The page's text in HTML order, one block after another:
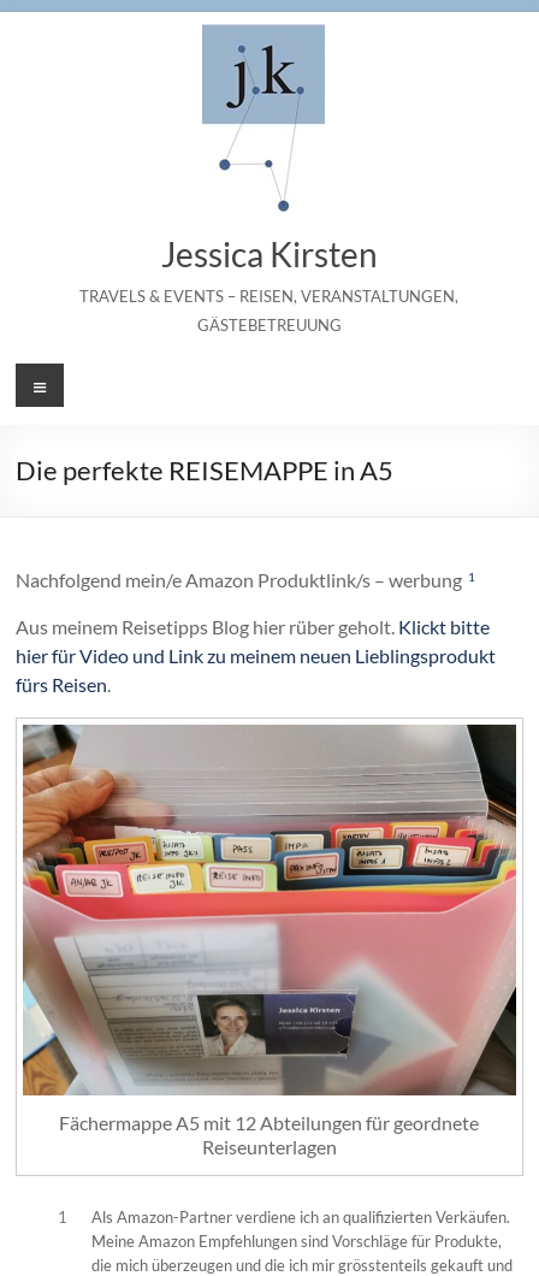
Jessica Kirsten
TRAVELS & EVENTS – REISEN, VERANSTALTUNGEN,
GÄSTEBETREUUNG
Menü
Die perfekte REISEMAPPE in A5
Nachfolgend mein/e Amazon Produktlink/s – werbung 1
Aus meinem Reisetipps Blog hier rüber geholt. Klickt bitte
hier für Video und Link zu meinem neuen Lieblingsprodukt
fürs Reisen.
Fächermappe A5 mit 12 Abteilungen für geordnete
Reiseunterlagen
1
Als Amazon-Partner verdiene ich an qualifizierten Verkäufen.
Meine Amazon Empfehlungen sind Vorschläge für Produkte,
die mich überzeugen und die ich mir grösstenteils gekauft und